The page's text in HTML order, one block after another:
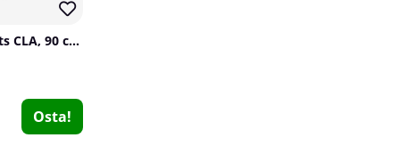
Swedish Supplements CLA, 90 caps
Osta!